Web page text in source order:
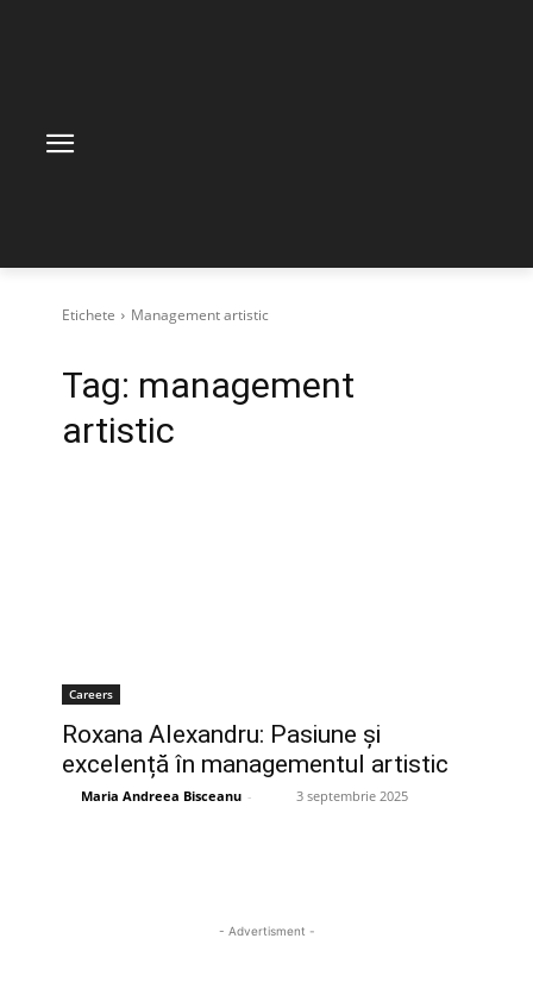
Etichete Management artistic
Tag: management
artistic
Careers
Roxana Alexandru: Pasiune și
excelență în managementul artistic
Maria Andreea Bisceanu - 3 septembrie 2025
- Advertisment -